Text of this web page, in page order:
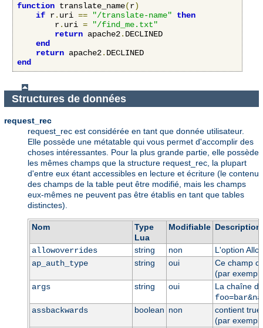
function translate_name(r)
if r. uri == "/translate-name"
then
        r
. uri =
"/find_me.txt"
return apache2. DECLINED
end
return apache2.
end
Structures de données
request_rec
request_rec est considérée en tant que donnée utilisateur.
Elle possède une métatable qui vous permet d'accomplir des
choses intéressantes. Pour la plus grande partie, elle possède
les mêmes champs que la structure request_rec, la plupart
d'entre eux étant accessibles en lecture et écriture (le contenu
des champs de la table peut être modifié, mais les champs
eux-mêmes ne peuvent pas être établis en tant que tables
distinctes).
Nom
Type
Lua
Modifiable Description
allowoverrides string non
L'option
ap_auth_type
string oui
Ce champ
(par
args
string oui
La chaîne
assbackwards
boolean non
contient
(par